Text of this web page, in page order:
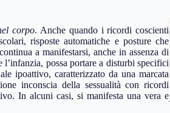
corpo. Anche quando i ricordi coscienti
risposte automatiche e posture che
a manifestarsi, anche in assenza di
possa portare a disturbi specifici
ipoattivo, caratterizzato da una marcata
inconscia della sessualità con ricordi
In alcuni casi, si manifesta una vera e